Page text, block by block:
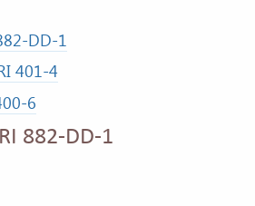
DD-1
401-4
6
882-DD-1